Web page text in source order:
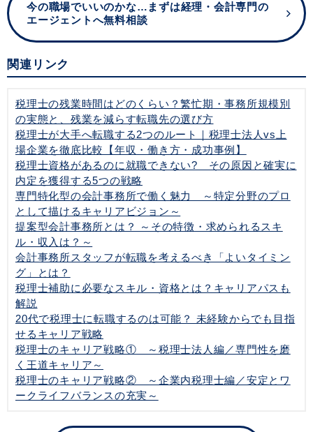
今の職場でいいのかな…まずは経理・会計専門の
エージェントへ無料相談
関連リンク
税理士の残業時間はどのくらい？繁忙期・事務所規模別
の実態と、残業を減らす転職先の選び方
税理士が大手へ転職する2つのルート｜税理士法人vs上
場企業を徹底比較【年収・働き方・成功事例】
税理士資格があるのに就職できない? その原因と確実に
内定を獲得する5つの戦略
専門特化型の会計事務所で働く魅力 ～特定分野のプロ
として描けるキャリアビジョン～
提案型会計事務所とは？ ～その特徴・求められるスキ
ル・収入は？～
会計事務所スタッフが転職を考えるべき「よいタイミン
グ」とは？
税理士補助に必要なスキル・資格とは？キャリアパスも
解説
20代で税理士に転職するのは可能？ 未経験からでも目指
せるキャリア戦略
税理士のキャリア戦略① ～税理士法人編／専門性を磨
く王道キャリア～
税理士のキャリア戦略② ～企業内税理士編／安定とワ
ークライフバランスの充実～